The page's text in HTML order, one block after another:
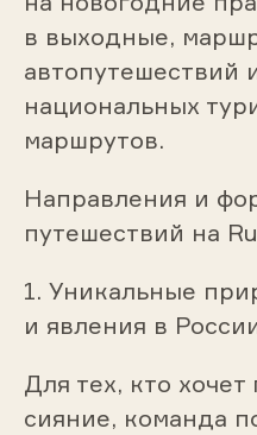
в выходные,
автопутешествий
национальных
маршрутов.
Направления и
путешествий на
1. Уникальные
и явления в
Для тех, кто
сияние, команда